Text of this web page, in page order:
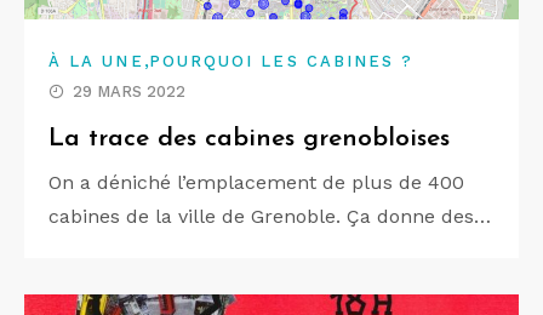
À LA UNE ,POURQUOI LES CABINES ?
29 MARS 2022
La trace des cabines grenobloises
On a déniché l’emplacement de plus de 400
cabines de la ville de Grenoble. Ça donne des…